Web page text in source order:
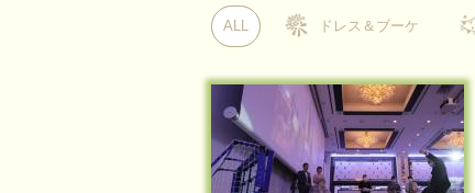
ALL
ALL ドレス＆ブーケ
ドレス＆ブーケ